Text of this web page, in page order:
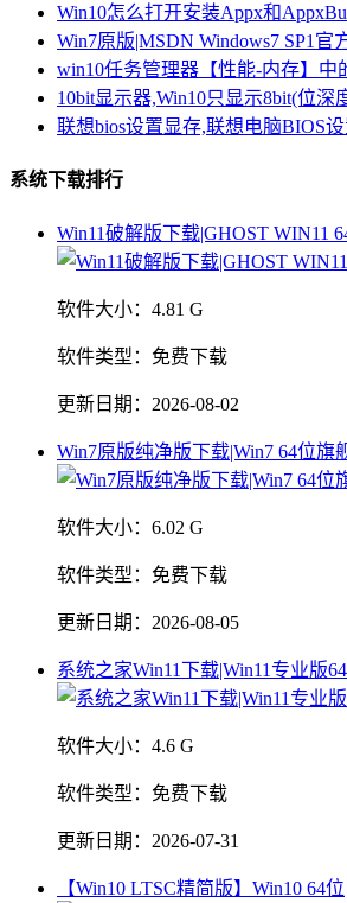
Win10怎么打开安装Appx和
Win7原版|MSDN Windows7 SP1官
win10任务管理器【性能-内存】中
10bit显示器,Win10只显示8bit(位深
联想bios设置显存,联想电脑BIOS
系统下载排行
Win11破解版下载|GHOST WIN11
软件大小： 4.81 G
软件类型： 免费下载
更新日期： 2026-08-02
Win7原版纯净版下载|Win7 64位旗
软件大小： 6.02 G
软件类型： 免费下载
更新日期： 2026-08-05
系统之家Win11下载|Win11专业版
软件大小： 4.6 G
软件类型： 免费下载
更新日期： 2026-07-31
【Win10 LTSC精简版】Win10 64位